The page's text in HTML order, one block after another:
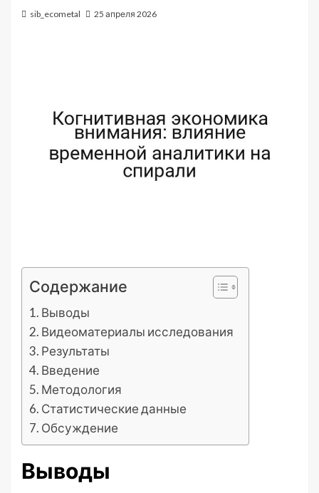
sib_ecometal 25 апреля 2026
Содержание
Выводы
Видеоматериалы исследования
Результаты
Введение
Методология
Статистические данные
Обсуждение
Выводы